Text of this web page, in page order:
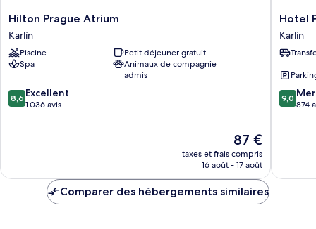
Hilton
Prague
Atrium
Karlín
Hilton Prague Atrium
Karlín
Piscine
Petit déjeuner gratuit
Spa
Animaux de compagnie
admis
8.6
sur
8,6 Excellent
1 036 avis
Le
nouveau
prix
de
87 €
taxes et frais compris
16 août - 17 août
Hotel
PULSE8
Karlín
Hotel
Karlín
9.0
sur
9,0
874
Comparer des hébergements similaires